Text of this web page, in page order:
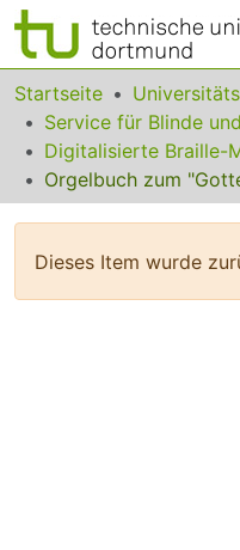
Bereiche & Sammlungen
Das gesamte
Statistiken
Startseite
Dieses Item wurde